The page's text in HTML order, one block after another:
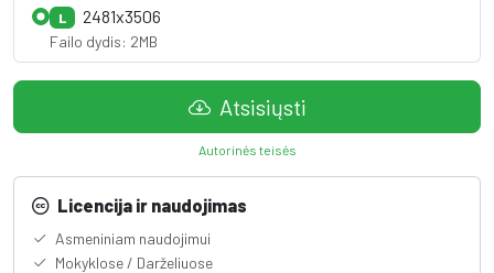
L 2481x3506
Failo dydis: 2MB
Atsisiųsti
Autorinės teisės
Licencija ir naudojimas
Asmeniniam naudojimui
Mokyklose / Darželiuose